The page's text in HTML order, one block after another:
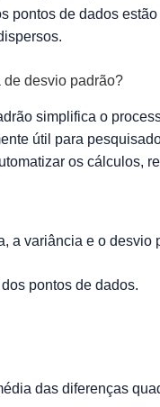
pontos de dados
de desvio padrão?
simplifica o
útil para
os cálculos,
a variância e o desvio
pontos de dados.
das diferenças